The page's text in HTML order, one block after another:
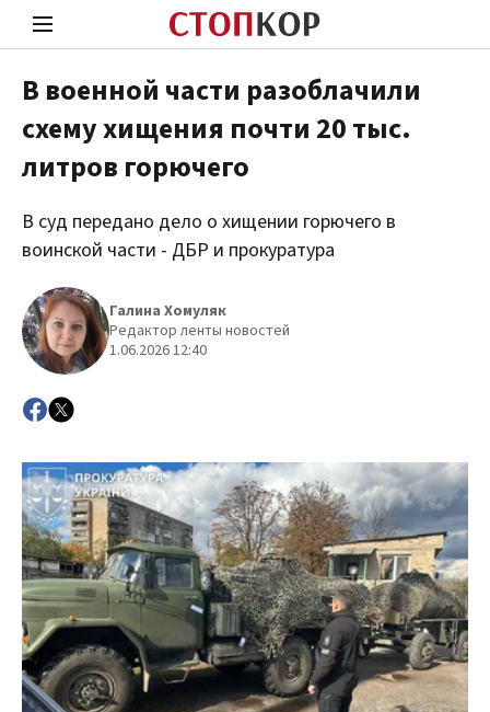
Стоп Политической Коррупции
Политика
В военной части разоблачили
схему хищения почти 20 тыс.
литров горючего
В суд передано дело о хищении горючего в
воинской части - ДБР и прокуратура
Галина Хомуляк
Редактор ленты новостей
1.06.2026 12:40